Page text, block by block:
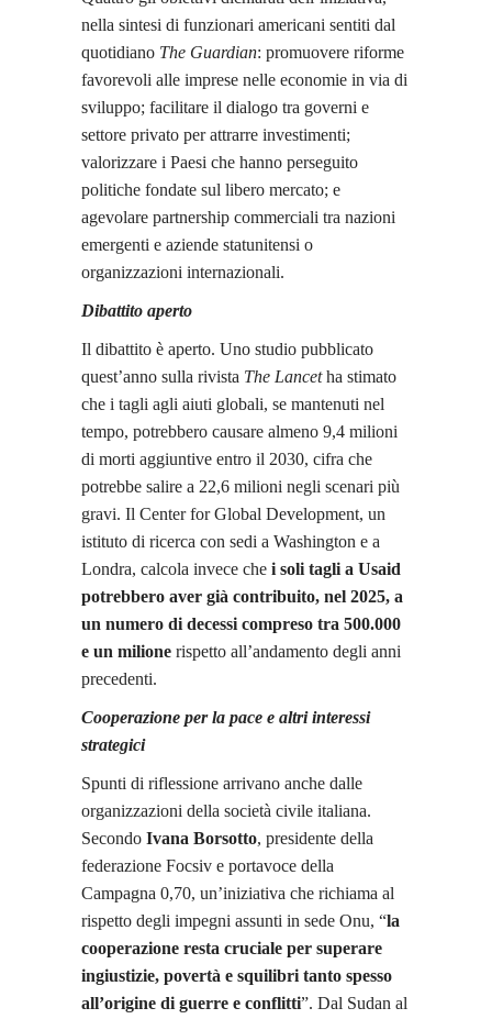
nella sintesi di funzionari americani sentiti dal
quotidiano The Guardian: promuovere riforme
favorevoli alle imprese nelle economie in via di
sviluppo; facilitare il dialogo tra governi e
settore privato per attrarre investimenti;
valorizzare i Paesi che hanno perseguito
politiche fondate sul libero mercato; e
agevolare partnership commerciali tra nazioni
emergenti e aziende statunitensi o
organizzazioni internazionali.
Dibattito aperto
Il dibattito è aperto. Uno studio pubblicato
quest’anno sulla rivista The Lancetha stimato
che i tagli agli aiuti globali, se mantenuti nel
tempo, potrebbero causare almeno 9,4 milioni
di morti aggiuntive entro il 2030, cifra che
potrebbe salire a 22,6 milioni negli scenari più
gravi. Il Center for Global Development, un
istituto di ricerca con sedi a Washington e a
Londra, calcola invece che i soli tagli a Usaid
potrebbero aver già contribuito, nel 2025, a
un numero di decessi compreso tra 500.000
e un milione rispetto all’andamento degli anni
precedenti.
Cooperazione per la pace e altri interessi
strategici
Spunti di riflessione arrivano anche dalle
organizzazioni della società civile italiana.
Secondo Ivana Borsotto, presidente della
federazione Focsiv e portavoce della
Campagna 0,70, un’iniziativa che richiama al
rispetto degli impegni assunti in sede Onu, “la
cooperazione resta cruciale per superare
ingiustizie, povertà e squilibri tanto spesso
all’origine di guerre e conflitti”. Dal Sudan al